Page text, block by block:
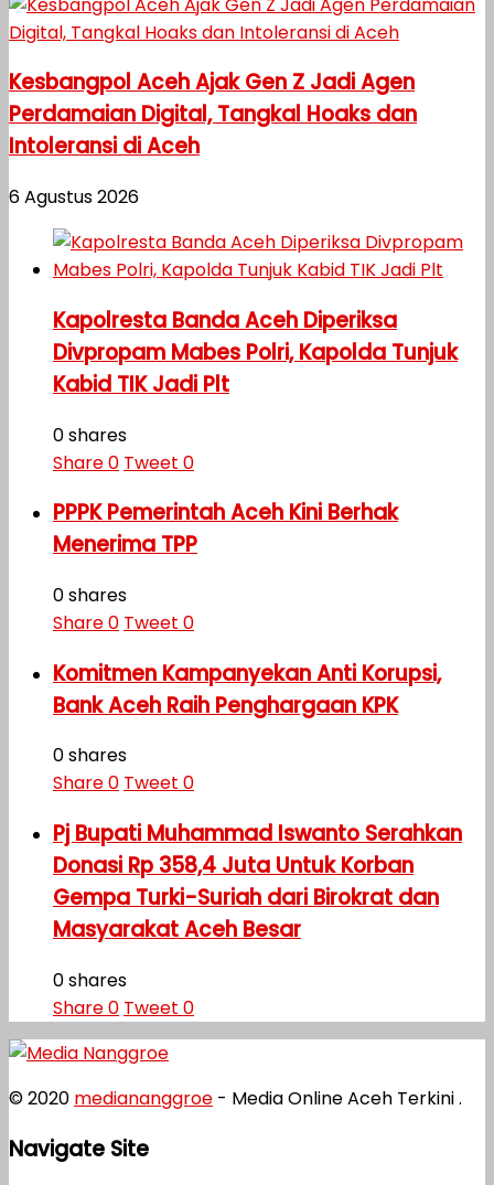
Kesbangpol Aceh Ajak Gen Z Jadi Agen
Perdamaian Digital, Tangkal Hoaks dan
Intoleransi di Aceh
6 Agustus 2026
Kapolresta Banda Aceh Diperiksa
Divpropam Mabes Polri, Kapolda Tunjuk
Kabid TIK Jadi Plt
0 shares
Share0 Tweet 0
PPPK Pemerintah Aceh Kini Berhak
Menerima TPP
0 shares
Share0 Tweet 0
Komitmen Kampanyekan Anti Korupsi,
Bank Aceh Raih Penghargaan KPK
0 shares
Share0 Tweet 0
Pj Bupati Muhammad Iswanto Serahkan
Donasi Rp 358,4 Juta Untuk Korban
Gempa Turki-Suriah dari Birokrat dan
Masyarakat Aceh Besar
0 shares
Share0 Tweet 0
© 2020 mediananggroe - Media Online Aceh Terkini .
Navigate Site